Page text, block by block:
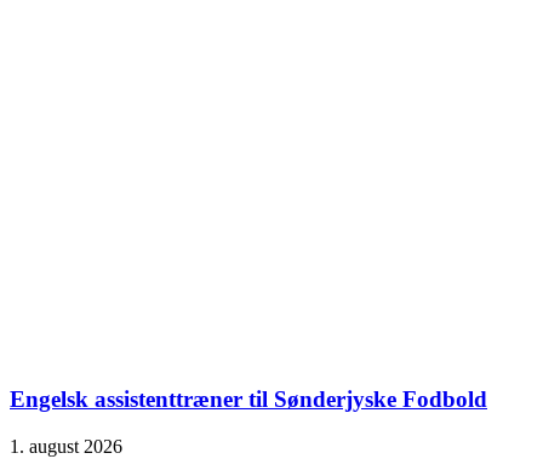
Engelsk assistenttræner til Sønderjyske Fodbold
1. august 2026